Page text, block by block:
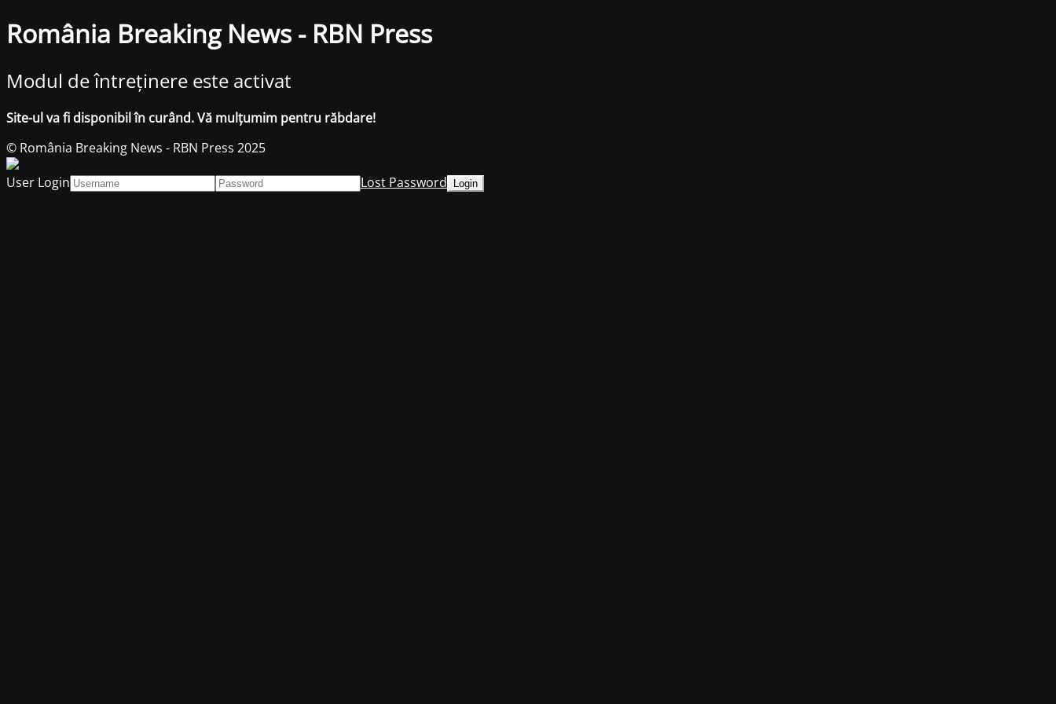
România Breaking News - RBN Press
Modul de întreținere este activat
Site-ul va fi disponibil în curând. Vă mulțumim pentru răbdare!
© România Breaking News - RBN Press 2025
User Login
Lost Password